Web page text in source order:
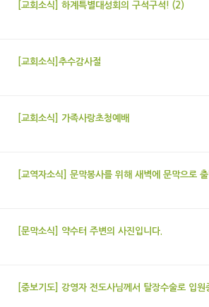
[교회소식] 하계특별대성회의 구석구석! (2)
[교회소식]추수감사절
[교회소식] 가족사랑초청예배
[교역자소식] 문막봉사를 위해 새벽에 문막으로 출
[문막소식] 약수터 주변의 사진입니다.
[중보기도] 강영자 전도사님께서 탈장수술로 입원